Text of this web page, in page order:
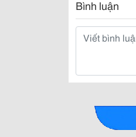
Bình luận